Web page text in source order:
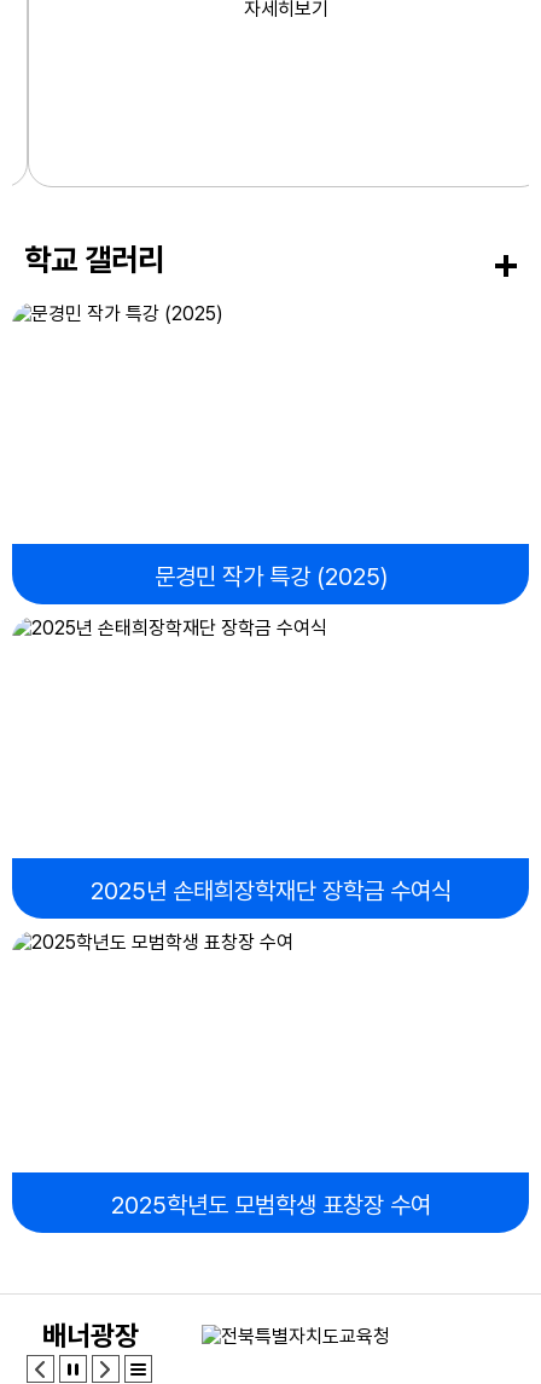
16
여름방학
17
여름방학
학교 갤러리
문경민 작가 특강 (2025)
2025년 손태희장학재단 장학금 수여식
2025학년도 모범학생 표창장 수여
배너광장